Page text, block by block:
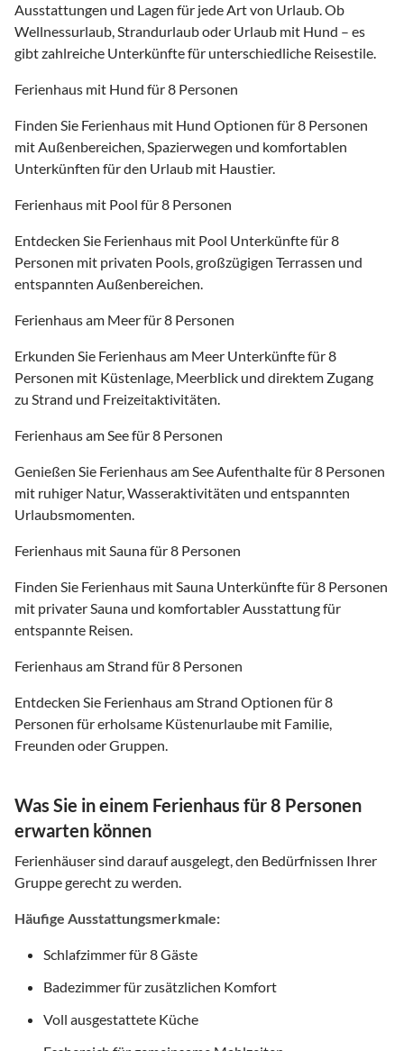
Ausstattungen und Lagen für jede Art von Urlaub. Ob
Wellnessurlaub, Strandurlaub oder Urlaub mit Hund – es
gibt zahlreiche Unterkünfte für unterschiedliche Reisestile.
Ferienhaus mit Hund für 8 Personen
Finden Sie Ferienhaus mit Hund Optionen für 8 Personen
mit Außenbereichen, Spazierwegen und komfortablen
Unterkünften für den Urlaub mit Haustier.
Ferienhaus mit Pool für 8 Personen
Entdecken Sie Ferienhaus mit Pool Unterkünfte für 8
Personen mit privaten Pools, großzügigen Terrassen und
entspannten Außenbereichen.
Ferienhaus am Meer für 8 Personen
Erkunden Sie Ferienhaus am Meer Unterkünfte für 8
Personen mit Küstenlage, Meerblick und direktem Zugang
zu Strand und Freizeitaktivitäten.
Ferienhaus am See für 8 Personen
Genießen Sie Ferienhaus am See Aufenthalte für 8 Personen
mit ruhiger Natur, Wasseraktivitäten und entspannten
Urlaubsmomenten.
Ferienhaus mit Sauna für 8 Personen
Finden Sie Ferienhaus mit Sauna Unterkünfte für 8 Personen
mit privater Sauna und komfortabler Ausstattung für
entspannte Reisen.
Ferienhaus am Strand für 8 Personen
Entdecken Sie Ferienhaus am Strand Optionen für 8
Personen für erholsame Küstenurlaube mit Familie,
Freunden oder Gruppen.
Was Sie in einem Ferienhaus für 8 Personen
erwarten können
Ferienhäuser sind darauf ausgelegt, den Bedürfnissen Ihrer
Gruppe gerecht zu werden.
Häufige Ausstattungsmerkmale:
Schlafzimmer für 8 Gäste
Badezimmer für zusätzlichen Komfort
Voll ausgestattete Küche